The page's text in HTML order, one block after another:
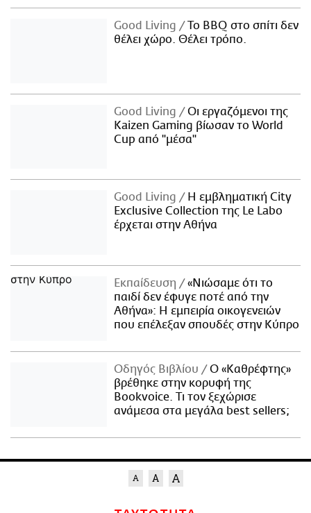
Good Living
Το BBQ στο σπίτι δεν
θέλει χώρο. Θέλει τρόπο.
Good Living
Οι εργαζόμενοι της
Kaizen Gaming βίωσαν το World
Cup από "μέσα"
Good Living
Η εμβληματική City
Exclusive Collection της Le Labo
έρχεται στην Αθήνα
Εκπαίδευση
«Νιώσαμε ότι το
παιδί δεν έφυγε ποτέ από την
Αθήνα»: Η εμπειρία οικογενειών
που επέλεξαν σπουδές στην Κύπρο
Οδηγός Βιβλίου
Ο «Καθρέφτης»
βρέθηκε στην κορυφή της
Bookvoice. Τι τον ξεχώρισε
ανάμεσα στα μεγάλα best sellers;